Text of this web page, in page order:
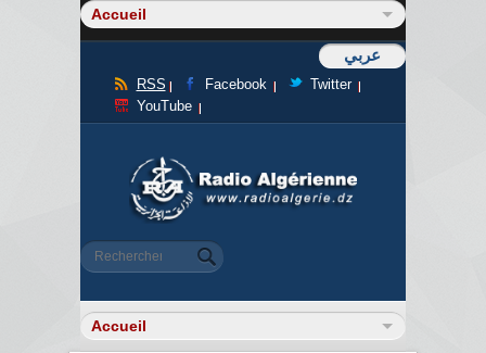
عربي
RSS Facebook
Twitter
YouTube
Formulaire de recherche
Rechercher